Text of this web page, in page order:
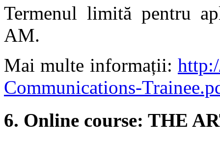
Termenul limită pentru
AM.
Mai multe informații:
Communications-
6. Online course: THE